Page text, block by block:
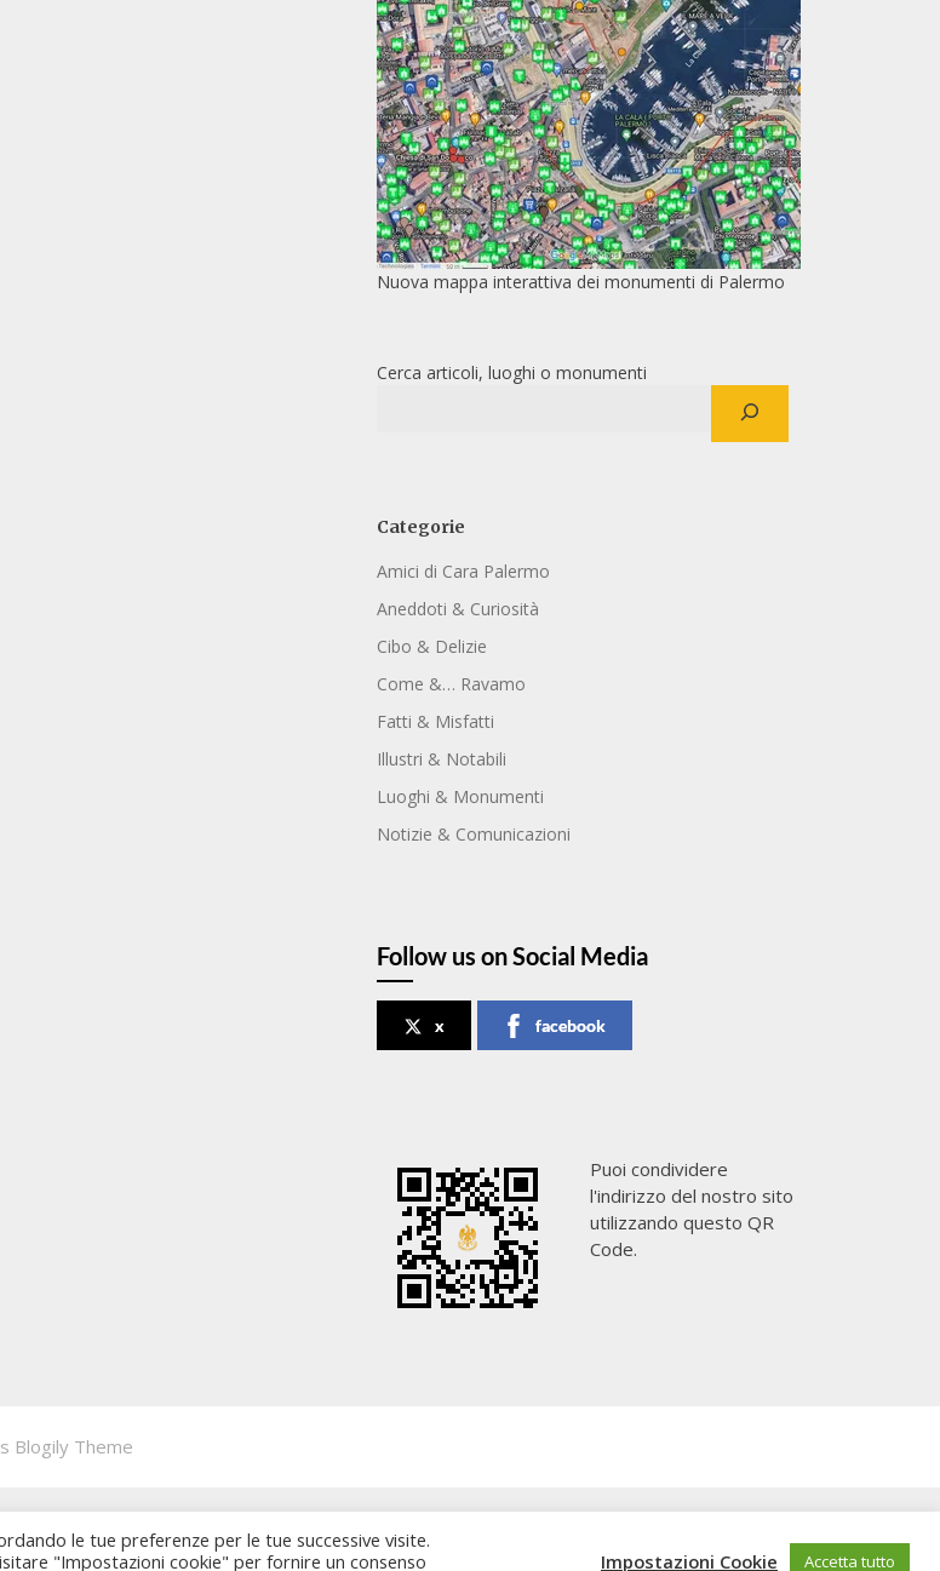
Nuova mappa interattiva dei monumenti di Palermo
Cerca articoli, luoghi o monumenti
Categorie
Amici di Cara Palermo
Aneddoti & Curiosità
Cibo & Delizie
Come &… Ravamo
Fatti & Misfatti
Illustri & Notabili
Luoghi & Monumenti
Notizie & Comunicazioni
Follow us on Social Media
x facebook
Puoi condividere
l'indirizzo del nostro sito
utilizzando questo QR
Code.
Blogily Theme
le tue preferenze per le tue successive visite.
"Impostazioni cookie" per fornire un consenso
Impostazioni Cookie Accetta tutto